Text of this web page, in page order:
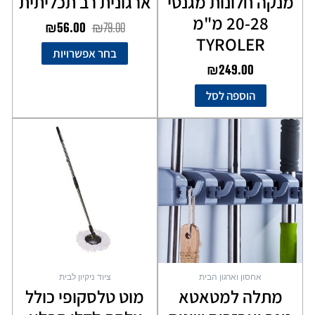
20-28 מ"מ
TYROLER
₪249.00
הוספה לסל
₪79.00
₪56.00
בחר אפשרויות
אחסון וארגון הבית
מתלה למטאטא
למוצר
זה
יש
מספר
סוגים.
ניתן
לבחור
את
האפשרויות
בעמוד
ציוד ניקיון לבית
מוט טלסקופי כולל